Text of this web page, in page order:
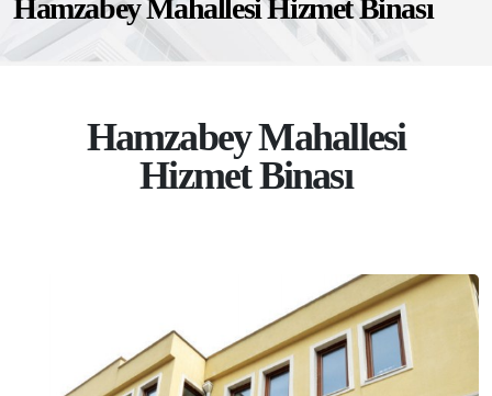
Hamzabey Mahallesi Hizmet Binası
Hamzabey Mahallesi
Hizmet Binası